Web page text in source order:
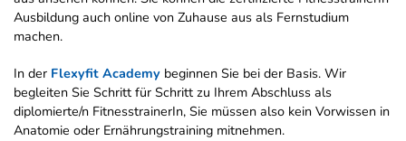
Ausbildung auch online von Zuhause aus als Fernstudium
machen.
In der Flexyfit Academy beginnen Sie bei der Basis. Wir
begleiten Sie Schritt für Schritt zu Ihrem Abschluss als
diplomierte/n FitnesstrainerIn, Sie müssen also kein Vorwissen in
Anatomie oder Ernährungstraining mitnehmen.